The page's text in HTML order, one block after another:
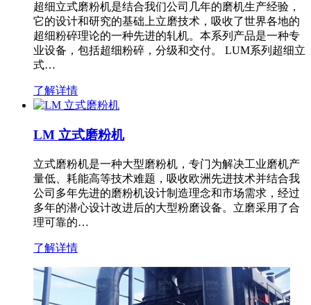
超细立式磨粉机是结合我们公司几年的磨机生产经验，
它的设计和研究的基础上立磨技术，吸收了世界各地的
超细粉碎理论的一种先进的轧机。本系列产品是一种专
业设备，包括超细粉碎，分级和交付。 LUM系列超细立
式…
了解详情
LM 立式磨粉机
立式磨粉机是一种大型磨粉机，专门为解决工业磨机产
量低、耗能高等技术难题，吸收欧洲先进技术并结合我
公司多年先进的磨粉机设计制造理念和市场需求，经过
多年的潜心设计改进后的大型粉磨设备。立磨采用了合
理可靠的…
了解详情